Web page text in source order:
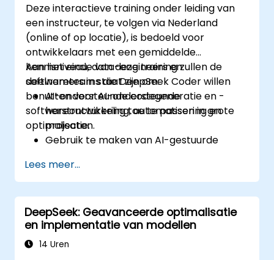
Deze interactieve training onder leiding van
een instructeur, te volgen via Nederland
(online of op locatie), is bedoeld voor
ontwikkelaars met een gemiddelde
kennisniveau, data-engineers en
softwareteams die DeepSeek Coder willen
benutten voor AI-ondersteunde
softwareontwikkeling, automatisering en
optimalisatie.
Aan het einde van deze training zullen de
deelnemers in staat zijn om:
AI-ondersteunde codegeneratie en -
herstructurering toe te passen in grote
projecten.
Gebruik te maken van AI-gestuurde
software te vergroten.
DeepSeek Coder te integreren in
DevOps- en CI/CD-pipelines.
Kunstmatige intelligentie in te zetten voor
intelligente automatisering binnen
softwareontwikkelingsprocessen.
Lees meer...
DeepSeek: Geavanceerde optimalisatie
en implementatie van modellen
14 Uren